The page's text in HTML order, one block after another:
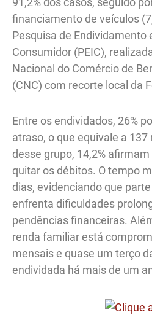
financiamento de veículos
Pesquisa de Endividamento
Consumidor (PEIC),
Nacional do Comércio de
(CNC) com recorte local da
Entre os endividados, 26%
atraso, o que equivale a
desse grupo, 14,2%
quitar os débitos. O tempo
dias, evidenciando que
enfrenta dificuldades
pendências financeiras.
renda familiar está
mensais e quase um terço
endividada há mais de um